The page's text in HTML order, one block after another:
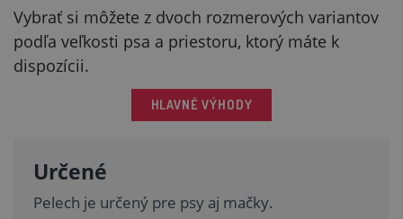
Vybrať si môžete z dvoch rozmerových variantov
podľa veľkosti psa a priestoru, ktorý máte k
dispozícii.
HLAVNÉ VÝHODY
Určené
Pelech je určený pre psy aj mačky.